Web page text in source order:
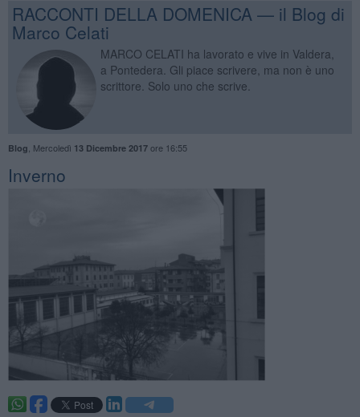
RACCONTI DELLA DOMENICA — il Blog di
Marco Celati
MARCO CELATI ha lavorato e vive in Valdera,
a Pontedera. Gli piace scrivere, ma non è uno
scrittore. Solo uno che scrive.
Blog Mercoledì 13 Dicembre 2017ore 16:55
Inverno